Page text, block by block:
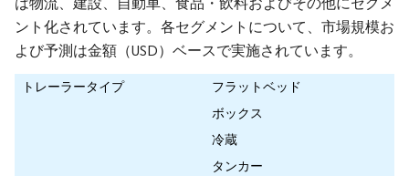
は物流、建設、自動車、食品・飲料およびその他にセグメ
ント化されています。各セグメントについて、市場規模お
よび予測は金額（USD）ベースで実施されています。
トレーラータイプ
フラットベッド
ボックス
冷蔵
タンカー